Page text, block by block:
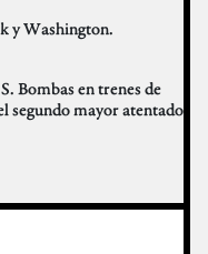
y Washington.
Bombas en trenes de
segundo mayor atentado